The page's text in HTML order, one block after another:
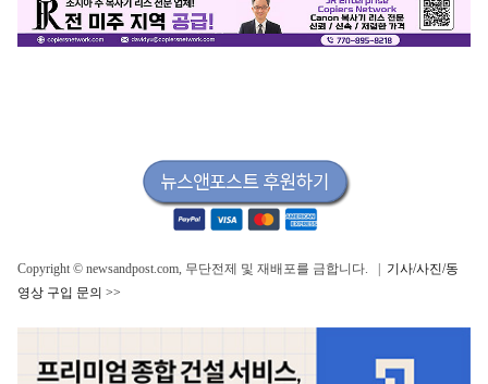
Copyright © newsandpost.com, 무단전제 및 재배포를 금합니다. | 기사/사진/동
영상 구입 문의 >>